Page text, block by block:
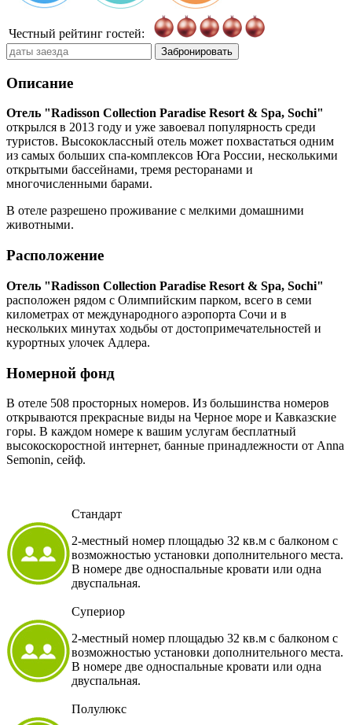
Честный рейтинг гостей:
Забронировать
Описание
Отель "Radisson Collection Paradise Resort & Spa, Sochi"
открылся в 2013 году и уже завоевал популярность среди
туристов. Высококлассный отель может похвастаться одним
из самых больших спа-комплексов Юга России, несколькими
открытыми бассейнами, тремя ресторанами и
многочисленными барами.
В отеле разрешено проживание с мелкими домашними
животными.
Расположение
Отель "Radisson Collection Paradise Resort & Spa, Sochi"
расположен рядом с Олимпийским парком, всего в семи
километрах от международного аэропорта Сочи и в
нескольких минутах ходьбы от достопримечательностей и
курортных улочек Адлера.
Номерной фонд
В отеле 508 просторных номеров. Из большинства номеров
открываются прекрасные виды на Черное море и Кавказские
горы. В каждом номере к вашим услугам бесплатный
высокоскоростной интернет, банные принадлежности от Anna
Semonin, сейф.
Стандарт
2-местный номер площадью 32 кв.м с балконом с
возможностью установки дополнительного места.
В номере две односпальные кровати или одна
двуспальная.
Супериор
2-местный номер площадью 32 кв.м с балконом с
возможностью установки дополнительного места.
В номере две односпальные кровати или одна
двуспальная.
Полулюкс